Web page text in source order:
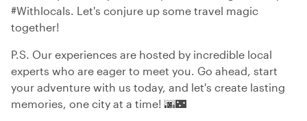
#Withlocals. Let's conjure up some travel magic
together!
P.S. Our experiences are hosted by incredible local
experts who are eager to meet you. Go ahead, start
your adventure with us today, and let's create lasting
memories, one city at a time! 🌆🌃